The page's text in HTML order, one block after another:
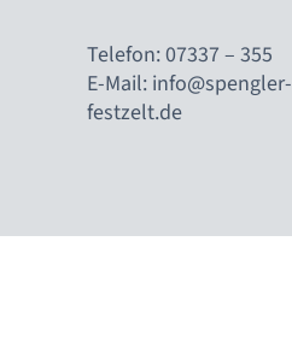
Telefon: 07337 – 355
E-Mail: info@spengler-
festzelt.de